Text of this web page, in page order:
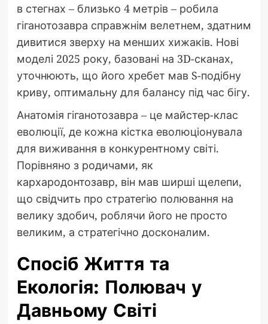
в стегнах – близько 4 метрів – робила
гіганотозавра справжнім велетнем, здатним
дивитися зверху на менших хижаків. Нові
моделі 2025 року, базовані на 3D-сканах,
уточнюють, що його хребет мав S-подібну
криву, оптимальну для балансу під час бігу.
Анатомія гіганотозавра – це майстер-клас
еволюції, де кожна кістка еволюціонувала
для виживання в конкурентному світі.
Порівняно з родичами, як
кархародонтозавр, він мав ширші щелепи,
що свідчить про стратегію полювання на
велику здобич, роблячи його не просто
великим, а стратегічно досконалим.
Спосіб Життя та
Екологія: Полювач у
Давньому Світі